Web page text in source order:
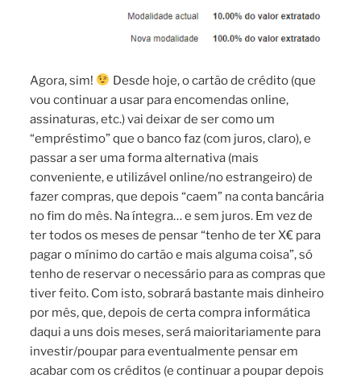
Agora, sim!
Desde hoje, o cartão de crédito (que
vou continuar a usar para encomendas online,
assinaturas, etc.) vai deixar de ser como um
“empréstimo” que o banco faz (com juros, claro), e
passar a ser uma forma alternativa (mais
conveniente, e utilizável online/no estrangeiro) de
fazer compras, que depois “caem” na conta bancária
no fim do mês. Na íntegra… e sem juros. Em vez de
ter todos os meses de pensar “tenho de ter X€ para
pagar o mínimo do cartão e mais alguma coisa”, só
tenho de reservar o necessário para as compras que
tiver feito. Com isto, sobrará bastante mais dinheiro
por mês, que, depois de certa compra informática
daqui a uns dois meses, será maioritariamente para
investir/poupar para eventualmente pensar em
acabar com os créditos (e continuar a poupar depois